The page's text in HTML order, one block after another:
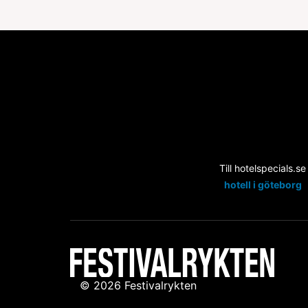
Till hotelspecials.se
hotell i göteborg
© 2026 Festivalrykten